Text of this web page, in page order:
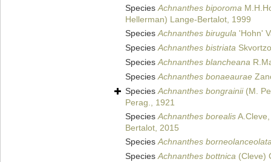
SpeciesAchnanthes biporoma
Hellerman) Lange-Bertalot, 1999
SpeciesAchnanthes birugula 'Hohn'
SpeciesAchnanthes bistriata
SpeciesAchnanthes blancheana
SpeciesAchnanthes bonaeaurae
SpeciesAchnanthes bongrainii(M.
Perag., 1921
SpeciesAchnanthes borealis
Bertalot, 2015
SpeciesAchnanthes
SpeciesAchnanthes bottnica (Cleve)